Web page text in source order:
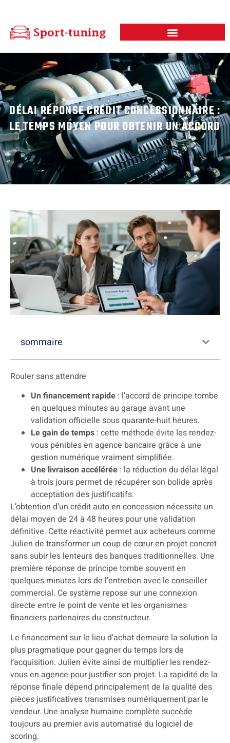
DÉLAI RÉPONSE CRÉDIT CONCESSIONNAIRE :
LE TEMPS MOYEN POUR OBTENIR UN ACCORD
sommaire
Rouler sans attendre
Un financement rapide : l’accord de principe tombe
en quelques minutes au garage avant une
validation officielle sous quarante-huit heures.
Le gain de temps : cette méthode évite les rendez-
vous pénibles en agence bancaire grâce à une
gestion numérique vraiment simplifiée.
Une livraison accélérée : la réduction du délai légal
à trois jours permet de récupérer son bolide après
acceptation des justificatifs.
L’obtention d’un crédit auto en concession nécessite un
délai moyen de 24 à 48 heures pour une validation
définitive. Cette réactivité permet aux acheteurs comme
Julien de transformer un coup de cœur en projet concret
sans subir les lenteurs des banques traditionnelles. Une
première réponse de principe tombe souvent en
quelques minutes lors de l’entretien avec le conseiller
commercial. Ce système repose sur une connexion
directe entre le point de vente et les organismes
financiers partenaires du constructeur.
Le financement sur le lieu d’achat demeure la solution la
plus pragmatique pour gagner du temps lors de
l’acquisition. Julien évite ainsi de multiplier les rendez-
vous en agence pour justifier son projet. La rapidité de la
réponse finale dépend principalement de la qualité des
pièces justificatives transmises numériquement par le
vendeur. Une analyse humaine complète succède
toujours au premier avis automatisé du logiciel de
scoring.